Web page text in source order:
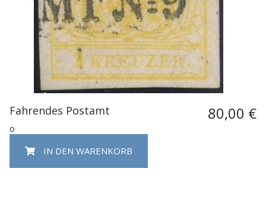
Fahrendes Postamt 80,00 €
o
IN DEN WARENKORB